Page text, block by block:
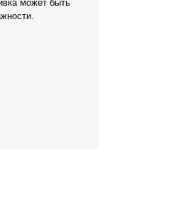
может быть